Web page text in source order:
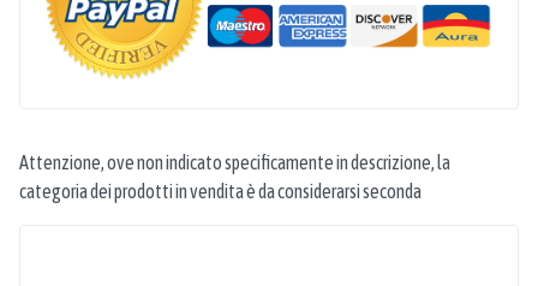
Attenzione, ove non indicato specificamente in descrizione, la
categoria dei prodotti in vendita è da considerarsi seconda